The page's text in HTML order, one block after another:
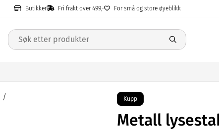
Butikker Fri frakt over 499,- For små og store øyeblikk
Kupp
Metall